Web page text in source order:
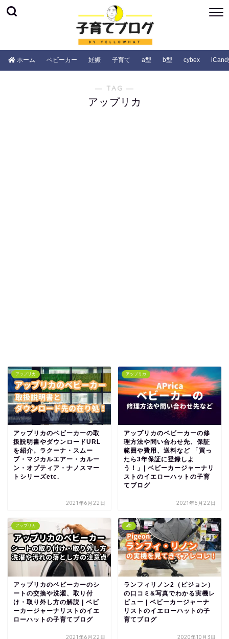
ホーム ベビーカー 妊娠 子育て a型 b型 cybex
― TAG ―
アップリカ
アップリカ
アップリカのベビーカーの取
扱説明書やダウンロードURL
を紹介。ラクーナ・スムー
ブ・マジカルエアー・カルー
ン・オプティア・ナノスマー
トシリーズetc.
2021年6月22日
アップリカ
アップリカのベビーカーの修
理方法や問い合わせ先、保証
範囲や費用、送料など 「買っ
たら3年保証に登録しよ
う！」| ベビーカージャーナリ
ストのイエローハットの子育
てブログ
2021年6月22日
アップリカ
アップリカのベビーカーのシ
ートの交換や洗濯、取り付
け・取り外し方の解説 | ベビ
ーカージャーナリストのイエ
ローハットの子育てブログ
2021年6月22日
a型
ランフィリノン2（ピジョン）
の口コミ&写真でわかる実機レ
ビュー | ベビーカージャーナ
リストのイエローハットの子
育てブログ
2020年10月3日